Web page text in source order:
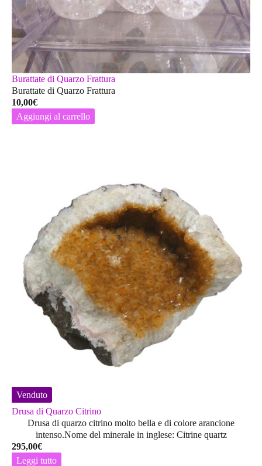
Burattate di Quarzo Frattura
Burattate di Quarzo Frattura
10,00€
Aggiungi al carrello
Venduto
Drusa di Quarzo Citrino
Drusa di quarzo citrino molto bella e di colore arancione
intenso.Nome del minerale in inglese: Citrine quartz
295,00€
Leggi tutto